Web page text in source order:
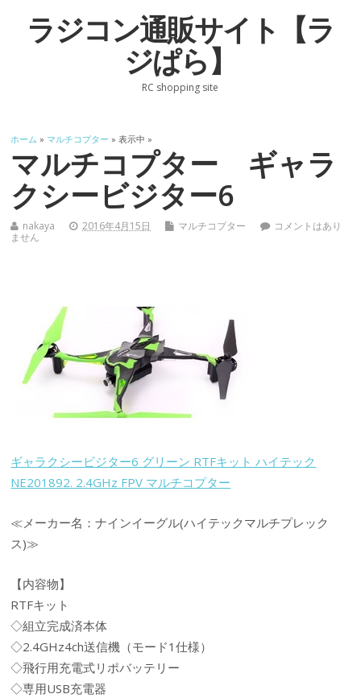
ラジコン通販サイト【ラ
ジぱら】
RC shopping site
ホーム » マルチコプター » 表示中 »
マルチコプター ギャラ
クシービジター6
nakaya 2016年4月15日 マルチコプター
コメントはあり
ません
ギャラクシービジター6 グリーン RTFキット ハイテック
NE201892. 2.4GHz FPV マルチコプター
≪メーカー名：ナインイーグル(ハイテックマルチプレック
ス)≫
【内容物】
RTFキット
◇組立完成済本体
◇2.4GHz4ch送信機（モード1仕様）
◇飛行用充電式リポバッテリー
◇専用USB充電器